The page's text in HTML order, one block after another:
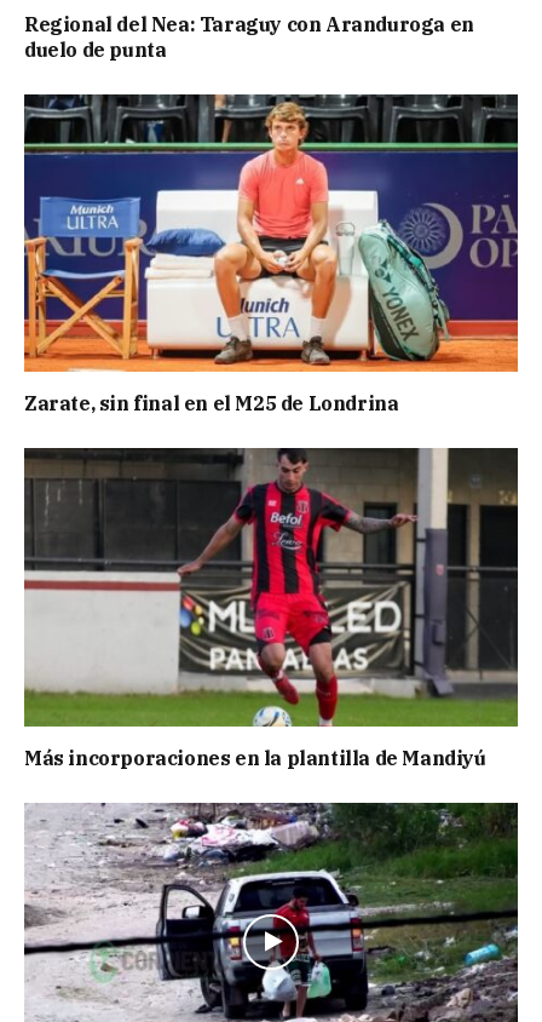
Regional del Nea: Taraguy con Aranduroga en
duelo de punta
Zarate, sin final en el M25 de Londrina
Más incorporaciones en la plantilla de Mandiyú